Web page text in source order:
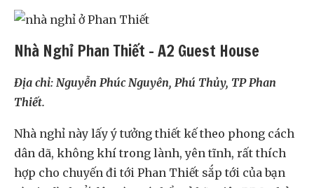
Nhà Nghỉ Phan Thiết – A2 Guest House
Địa chỉ: Nguyễn Phúc Nguyên, Phú Thủy, TP Phan
Thiết.
Nhà nghỉ này lấy ý tưởng thiết kế theo phong cách
dân dã, không khí trong lành, yên tĩnh, rất thích
hợp cho chuyến đi tới Phan Thiết sắp tới của bạn